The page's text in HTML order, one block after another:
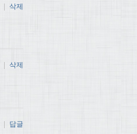
| 삭제
삭제
답글